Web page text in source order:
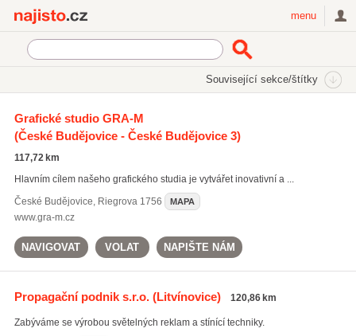
menu
Související sekce/štítky
propagační materiály(235)
firemní tiskoviny
reklamní materiály
Grafické studio GRA-M
(České Budějovice - České Budějovice 3)
117,72 km
Hlavním cílem našeho grafického studia je vytvářet inovativní a ...
České Budějovice, Riegrova 1756 MAPA
www.gra-m.cz
NAVIGOVAT VOLAT NAPIŠTE NÁM
Propagační podnik s.r.o.(Litvínovice) 120,86 km
Zabýváme se výrobou světelných reklam a stínící techniky.